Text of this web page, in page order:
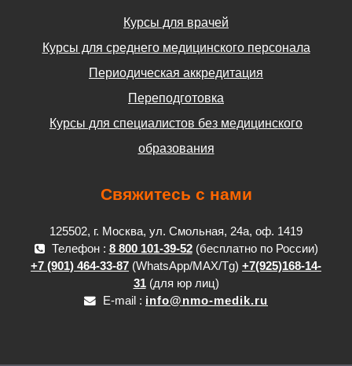
Курсы для врачей
Курсы для среднего медицинского персонала
Периодическая аккредитация
Переподготовка
Курсы для специалистов без медицинского
образования
Свяжитесь с нами
125502, г. Москва, ул. Смольная, 24а, оф. 1419
Телефон : 8 800 101-39-52(бесплатно по России)
+7 (901) 464-33-87 (WhatsApp/MAX/Tg) +7(925)168-14-
31(для юр лиц)
E-mail : info@nmo-medik.ru